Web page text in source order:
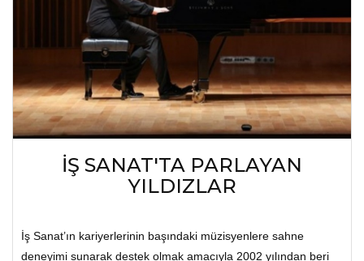
İŞ SANAT'TA PARLAYAN
YILDIZLAR
İş Sanat’ın kariyerlerinin başındaki müzisyenlere sahne
deneyimi sunarak destek olmak amacıyla 2002 yılından beri